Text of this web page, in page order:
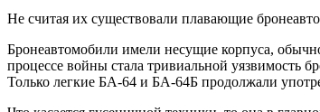
Не считая их существовали плавающие
Бронеавтомобили имели несущие корпуса,
процессе войны стала тривиальной уязвимость
Только легкие БА-64 и БА-64Б продолжали